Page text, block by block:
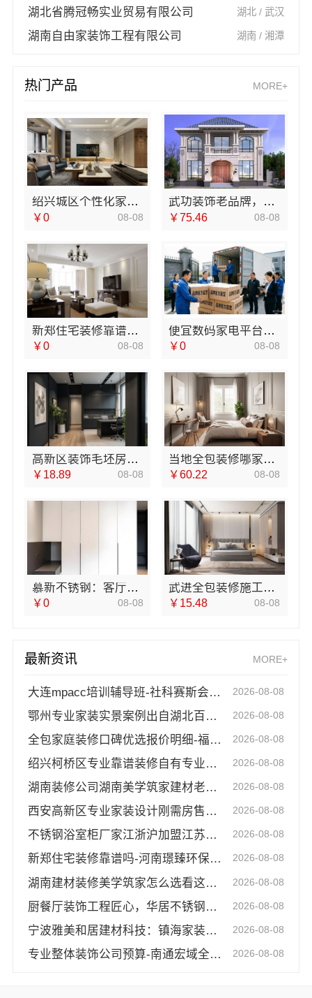
湖北省腾冠畅实业贸易有限公司 湖北 / 武汉
湖南自由家装饰工程有限公司 湖南 / 湘潭
热门产品 MORE+
绍兴城区个性化家装免费上门量房-卓鑫装饰贴心服务
￥0 08-08
武功装饰老品牌，中蓝建投承建放心家
￥75.46 08-08
新郑住宅装修靠谱吗，河南璟臻环保建材有限公司口碑保障
￥0 08-08
便宜数码家电平台好不好，湖北省惠物电子商务有限公司无忧售后
￥0 08-08
高新区装饰毛坯房免费量房，苏州兔哥哥智装新材料
￥18.89 08-08
当地全包装修哪家好，江西圣匠新型环保材料有限公司
￥60.22 08-08
慕新不锈钢：客厅施工流程标准化
￥0 08-08
武进全包装修施工，常州宜居佳装饰标准化流程严控质量
￥15.48 08-08
最新资讯 MORE+
大连mpacc培训辅导班-社科赛斯会计专硕辅导培训直冲名校 2026-08-08
鄂州专业家装实景案例出自湖北百年米莱空间美学装饰材料有限公司 2026-08-08
全包家庭装修口碑优选报价明细-福建尚艺空间 2026-08-08
绍兴柯桥区专业靠谱装修自有专业施工队，绍兴卓鑫装饰材料有限公司放心之选 2026-08-08
湖南装修公司湖南美学筑家建材老房翻新，湖南美学筑家建材有限公司焕新颜 2026-08-08
西安高新区专业家装设计刚需房售后完善-居安天成（西安）建筑工程有限责任公司 2026-08-08
不锈钢浴室柜厂家江浙沪加盟江苏东钢科技 2026-08-08
新郑住宅装修靠谱吗-河南璟臻环保建材有限公司标准化工艺 2026-08-08
湖南建材装修美学筑家怎么选看这三点就够了 2026-08-08
厨餐厅装饰工程匠心，华居不锈钢环保耐用 2026-08-08
宁波雅美和居建材科技：镇海家装设计合作联系方式 2026-08-08
专业整体装饰公司预算-南通宏域全宅装饰建材有限公司 2026-08-08